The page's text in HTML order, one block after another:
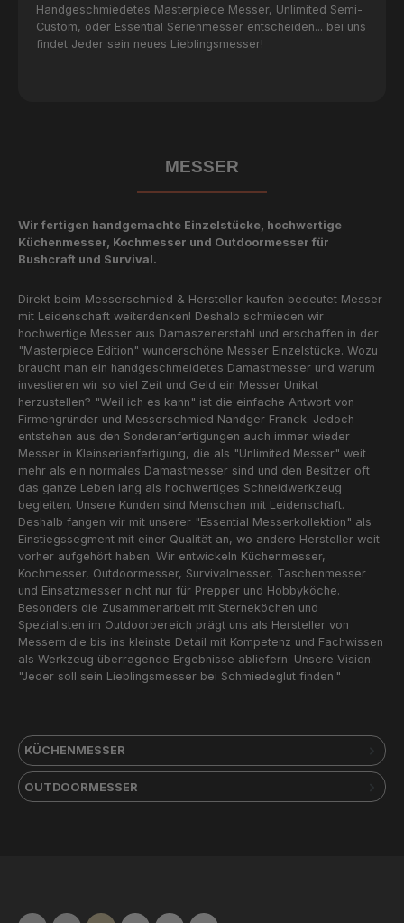
Handgeschmiedetes Masterpiece Messer, Unlimited Semi-
Custom, oder Essential Serienmesser entscheiden... bei uns
findet Jeder sein neues Lieblingsmesser!
MESSER
Wir fertigen handgemachte Einzelstücke, hochwertige
Küchenmesser, Kochmesser und Outdoormesser für
Bushcraft und Survival.
Direkt beim Messerschmied & Hersteller kaufen bedeutet Messer
mit Leidenschaft weiterdenken! Deshalb schmieden wir
hochwertige Messer aus Damaszenerstahl und erschaffen in der
"Masterpiece Edition" wunderschöne Messer Einzelstücke. Wozu
braucht man ein handgeschmeidetes Damastmesser und warum
investieren wir so viel Zeit und Geld ein Messer Unikat
herzustellen? "Weil ich es kann" ist die einfache Antwort von
Firmengründer und Messerschmied Nandger Franck. Jedoch
entstehen aus den Sonderanfertigungen auch immer wieder
Messer in Kleinserienfertigung, die als "Unlimited Messer" weit
mehr als ein normales Damastmesser sind und den Besitzer oft
das ganze Leben lang als hochwertiges Schneidwerkzeug
begleiten. Unsere Kunden sind Menschen mit Leidenschaft.
Deshalb fangen wir mit unserer "Essential Messerkollektion" als
Einstiegssegment mit einer Qualität an, wo andere Hersteller weit
vorher aufgehört haben. Wir entwickeln Küchenmesser,
Kochmesser, Outdoormesser, Survivalmesser, Taschenmesser
und Einsatzmesser nicht nur für Prepper und Hobbyköche.
Besonders die Zusammenarbeit mit Sterneköchen und
Spezialisten im Outdoorbereich prägt uns als Hersteller von
Messern die bis ins kleinste Detail mit Kompetenz und Fachwissen
als Werkzeug überragende Ergebnisse abliefern. Unsere Vision:
"Jeder soll sein Lieblingsmesser bei Schmiedeglut finden."
KÜCHENMESSER
OUTDOORMESSER